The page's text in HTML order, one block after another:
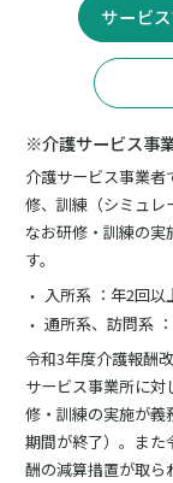
サービ
※介護サービス事
介護サービス事業
修、訓練（シミュレ
なお研修・訓練の実
す。
入所系 ：年2回
通所系、訪問系
令和3年度介護報酬
サービス事業所に
修・訓練の実施が義
期間が終了）。また
酬の減算措置が取ら